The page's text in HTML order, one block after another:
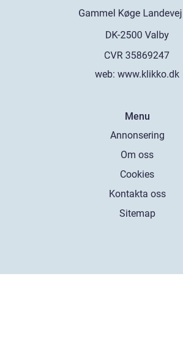
web: www.klikko.dk
Menu
Annonsering
Om oss
Cookies
Kontakta oss
Sitemap